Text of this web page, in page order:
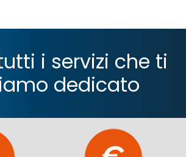
i servizi che ti
dedicato